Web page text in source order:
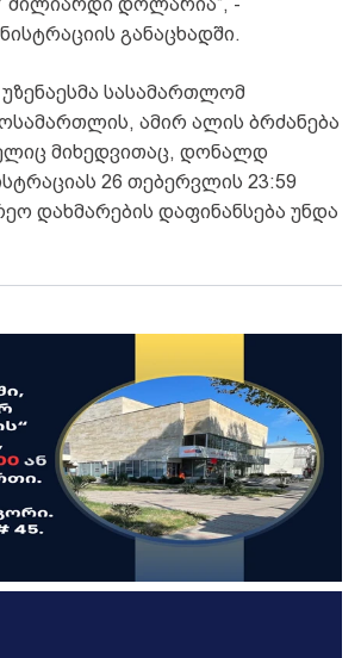
მილიარდი დოლარია“, -
განაცხადში.
უზენაესმა სასამართლომ
ამირ ალის ბრძანება
მიხედვითაც, დონალდ
26 თებერვლის 23:59
დახმარების დაფინანსება უნდა